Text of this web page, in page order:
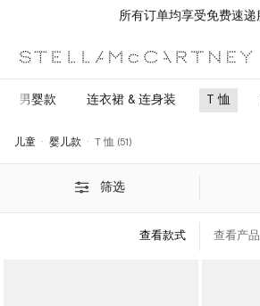
所有订单均享受免费速递
男婴款 连衣裙 & 连身装 T 恤
儿童 婴儿款 T 恤 (51)
筛选
查看款式 查看产品